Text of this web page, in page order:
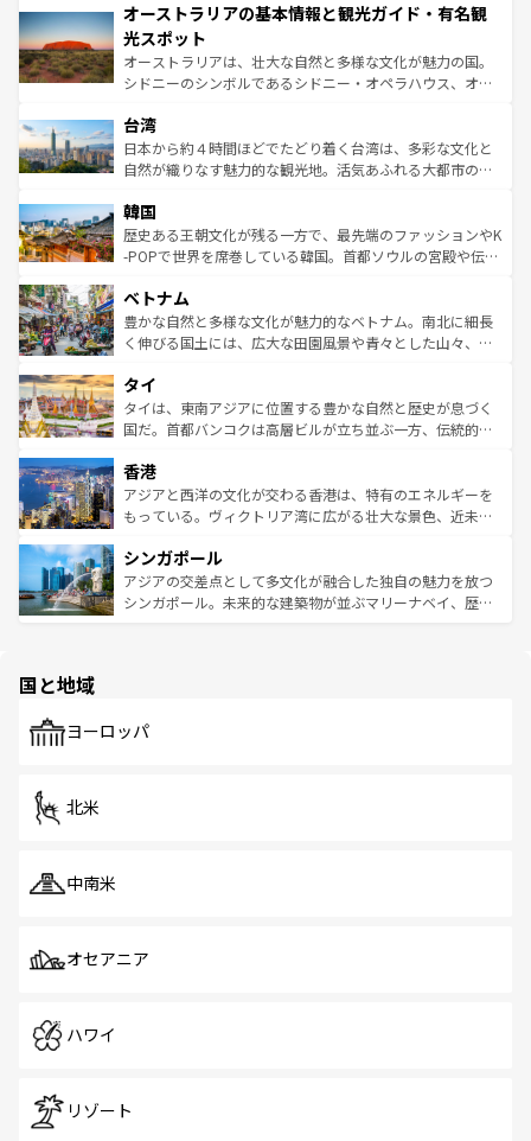
部のニューオーリンズでは、音楽と美食が融合した独特の
文化が魅力。旅行者はアメリカの各地域で異なる魅力を楽
しみながら、その多様性と豊かな歴史を感じることができ
るだろう。車でのロードトリップや列車の旅も、アメリカ
情報は
ワイ島は見逃せない。また、定番の観光地といえばオアフ
島だが、静かな自然を求めるならマウイ島やカウアイ島が
おすすめ。エメラルドグリーンに輝く海をはじめ、豊かな
文化や歴史が息づいている。「アロハスピリット」と呼ば
人々、おいしいローカルフードやハワイアンミュージッ
ク、伝統的なフラダンスなど、すべてがハワイの魅力を彩
っている。訪れるたびに新しい発見と感動が待っているハ
はコンテンツ一覧
オーストラリアの基本情報と観光ガイド・有名観
光スポット
オーストラリアは、壮大な自然と多様な文化が魅力の国。
シドニーのシンボルであるシドニー・オペラハウス、オー
リアリーフや大陸中央部にそびえるウルル（エアーズロッ
ク）、タスマニアの美しい原生林やケアンズの熱帯雨林な
ど、見どころがたくさん。また、カフェやワイン、オージ
いる。アクティビティも充実しており、サーフィンやダイ
ビング、ハイキングなど、アウトドア好きにはたまらな
い。オーストラリアの多彩な魅力を存分に味わいつくそ
参照してほしい。
台湾
日本から約４時間ほどでたどり着く台湾は、多彩な文化と
自然が織りなす魅力的な観光地。活気あふれる大都市の台
ン）、静ひつな山岳地帯である台湾東部など、都市の喧騒
と山間の静けさが共存しており、訪れる人に新しい発見と
驚きをもたらしてくれる。また、奥深い台湾の食文化も魅
容にもいいと評判のスイーツなど、バラエティ豊かな料理
が味わえる。 なお、新着の台湾情報は コンテンツ一覧を参
照してほしい。
韓国
歴史ある王朝文化が残る一方で、最先端のファッションやK
-POPで世界を席巻している韓国。首都ソウルの宮殿や伝統
き、地方に足を延ばせば四季折々の自然美を楽しむことが
できる。そして、キムチや焼肉、絶品のストリートフード
まで、さまざまな韓国料理が待っている。夜には、韓国な
リティに包まれながら、韓国の多彩な魅力を心ゆくまで味
わってみてほしい。 なお、新着の韓国情報はコンテンツ一
覧を参照してほしい。
ベトナム
豊かな自然と多様な文化が魅力的なベトナム。南北に細長
く伸びる国土には、広大な田園風景や青々とした山々、世
急速な発展と共に伝統が息づく。ハノイの古い町並みやホ
ーチミン市のフランス統治時代の建物も、独特の雰囲気を
醸し出している。また、バラエティの豊かさとおいしさで
とつ。フォーやバインミー、ベトナムコーヒーなどは、ぜ
ひ現地で味わいたい。どの地域を訪れてもあたたかい人々
が旅行者を迎えてくれるので、きっと忘れられない旅にな
参照してほしい。
タイ
タイは、東南アジアに位置する豊かな自然と歴史が息づく
国だ。首都バンコクは高層ビルが立ち並ぶ一方、伝統的な
の活気が交差している。北部ではチェンマイなどの山岳地
帯で自然と触れ合い、南部ではプーケットやクラビの美し
いビーチでリゾート気分を楽しむことができる。タイ料理
激する。気候は一年中温暖で、どの季節にも異なる楽しみ
が待っている。親しみやすいタイの人々、仏教を中心とし
た文化、そして多様な観光資源が、訪れる旅人を魅了し続
香港
アジアと西洋の文化が交わる香港は、特有のエネルギーを
もっている。ヴィクトリア湾に広がる壮大な景色、近未来
み、どこを訪れても感動するはず。観光スポットが密集し
ており、効率よく見どころを回れるのも魅力。息をのむよ
うな絶景から文化的な体験まで、香港を存分に楽しみ尽く
シンガポール
アジアの交差点として多文化が融合した独自の魅力を放つ
シンガポール。未来的な建築物が並ぶマリーナベイ、歴史
で、ホーカーズは地元の風情を楽しめる外せないスポット
国と地域
ヨーロッパ
北米
中南米
オセアニア
ハワイ
リゾート